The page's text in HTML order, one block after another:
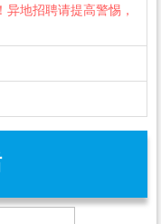
！异地招聘请提高警惕，